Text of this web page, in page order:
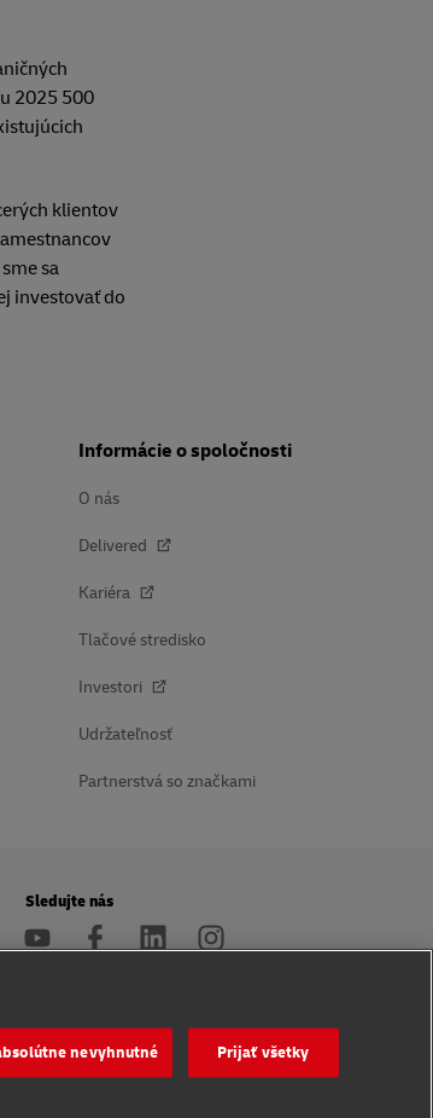
2025 500
klientov
sa
investovať do
Informácie o spoločnosti
O nás
Delivered
Kariéra
Tlačové stredisko
Investori
Udržateľnosť
Partnerstvá so značkami
Sledujte nás
nevyhnutné Prijať všetky